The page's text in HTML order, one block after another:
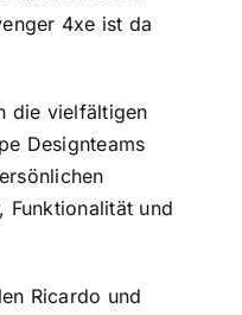
4xe ist da
die vielfältigen
Designteams
Funktionalität und
Ricardo und